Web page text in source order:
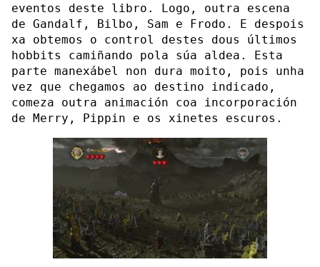
eventos deste libro. Logo, outra escena
de Gandalf, Bilbo, Sam e Frodo. E despois
xa obtemos o control destes dous últimos
hobbits camiñando pola súa aldea. Esta
parte manexábel non dura moito, pois unha
vez que chegamos ao destino indicado,
comeza outra animación coa incorporación
de Merry, Pippin e os xinetes escuros.